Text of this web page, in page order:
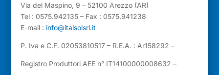
Via del Maspino, 9 – 52100 Arezzo (AR)
Tel : 0575.942135 – Fax : 0575.941238
E-mail : info@italsolsrl.it
P. Iva e C.F. 02053810517 – R.E.A. : Ar158292 –
Registro Produttori AEE n° IT14100000008632 –